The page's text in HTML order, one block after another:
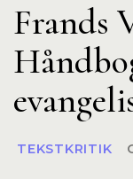
Frands
TEKSTKRITIK